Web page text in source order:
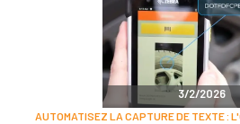
3/2/2026
AUTOMATISEZ LA CAPTURE DE TEXTE :